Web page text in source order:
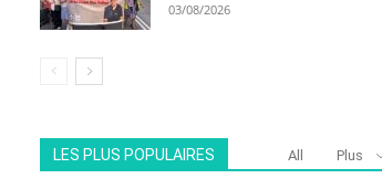
03/08/2026
LES PLUS POPULAIRES All Plus